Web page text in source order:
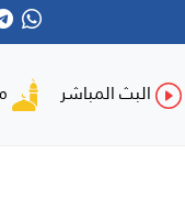
البث المباشر